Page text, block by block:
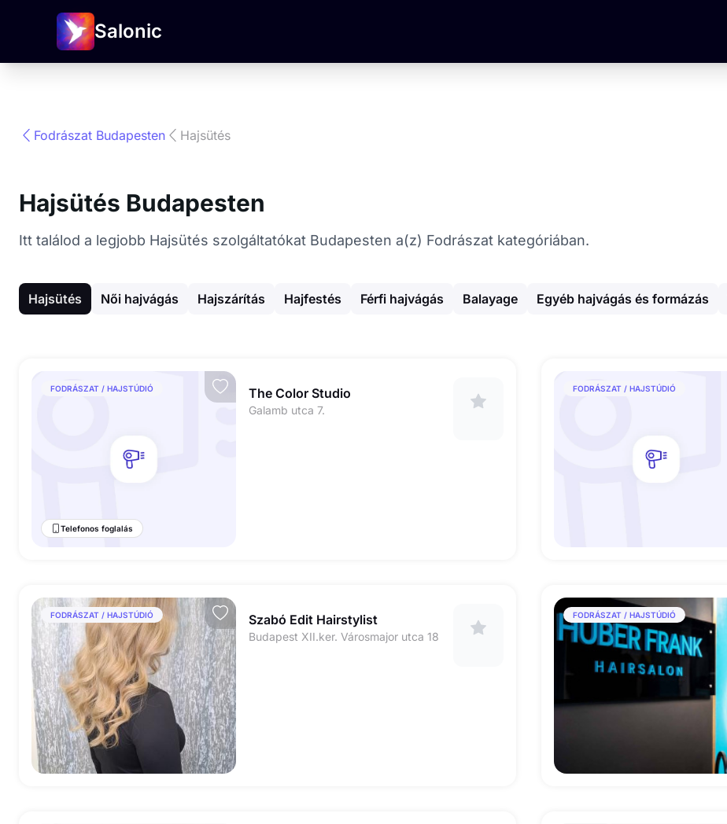
Salonic
Fodrászat Budapesten Hajsütés
Hajsütés Budapesten
Itt találod a legjobb Hajsütés szolgáltatókat Budapesten a(z) Fodrászat kategóriában.
Hajsütés Női hajvágás Hajszárítás Hajfestés Férfi hajvágás Balayage Egyéb hajvágás és formázás
FODRÁSZAT / HAJSTÚDIÓ
Telefonos foglalás
The Color Studio
Galamb utca 7.
FODRÁSZAT / HAJSTÚDIÓ
FODRÁSZAT / HAJSTÚDIÓ Szabó Edit Hairstylist
Budapest XII.ker. Városmajor utca 18
FODRÁSZAT / HAJSTÚDIÓ